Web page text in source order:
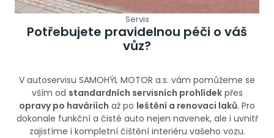
Servis
Potřebujete pravidelnou péči o váš
vůz?
V autoservisu SAMOHÝL MOTOR a.s. vám pomůžeme se
vším od standardních servisních prohlídekpřes
opravy po haváriích až po leštění a renovaci laků. Pro
dokonale funkční a čisté auto nejen navenek, ale i uvnitř
zajistíme i kompletní čištění interiéru vašeho vozu.